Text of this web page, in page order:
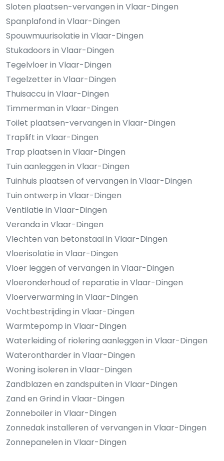
Sloten plaatsen-vervangen in Vlaar-Dingen
Spanplafond in Vlaar-Dingen
Spouwmuurisolatie in Vlaar-Dingen
Stukadoors in Vlaar-Dingen
Tegelvloer in Vlaar-Dingen
Tegelzetter in Vlaar-Dingen
Thuisaccu in Vlaar-Dingen
Timmerman in Vlaar-Dingen
Toilet plaatsen-vervangen in Vlaar-Dingen
Traplift in Vlaar-Dingen
Trap plaatsen in Vlaar-Dingen
Tuin aanleggen in Vlaar-Dingen
Tuinhuis plaatsen of vervangen in Vlaar-Dingen
Tuin ontwerp in Vlaar-Dingen
Ventilatie in Vlaar-Dingen
Veranda in Vlaar-Dingen
Vlechten van betonstaal in Vlaar-Dingen
Vloerisolatie in Vlaar-Dingen
Vloer leggen of vervangen in Vlaar-Dingen
Vloeronderhoud of reparatie in Vlaar-Dingen
Vloerverwarming in Vlaar-Dingen
Vochtbestrijding in Vlaar-Dingen
Warmtepomp in Vlaar-Dingen
Waterleiding of riolering aanleggen in Vlaar-Dingen
Waterontharder in Vlaar-Dingen
Woning isoleren in Vlaar-Dingen
Zandblazen en zandspuiten in Vlaar-Dingen
Zand en Grind in Vlaar-Dingen
Zonneboiler in Vlaar-Dingen
Zonnedak installeren of vervangen in Vlaar-Dingen
Zonnepanelen in Vlaar-Dingen